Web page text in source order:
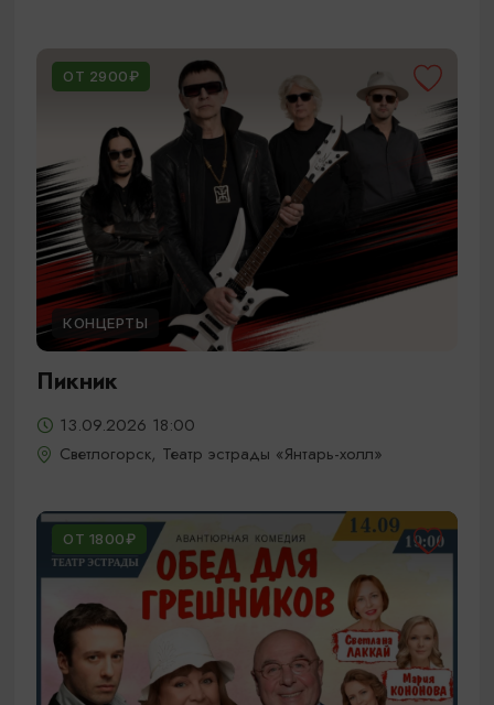
ОТ 2900₽
КОНЦЕРТЫ
Пикник
13.09.2026 18:00
Светлогорск, Театр эстрады «Янтарь-холл»
ОТ 1800₽